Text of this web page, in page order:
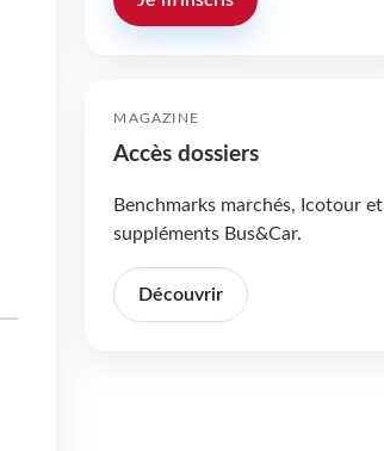
MAGAZINE
Accès dossiers
Benchmarks marchés, Icotour et
suppléments Bus&Car.
Découvrir